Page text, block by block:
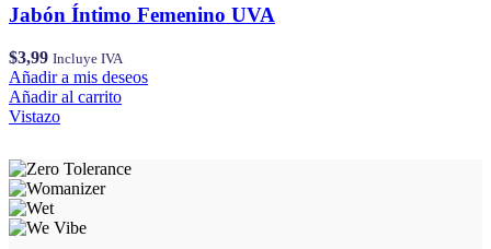
Jabón Íntimo Femenino UVA
$3,99 Incluye IVA
Añadir a mis deseos
Añadir al carrito
Vistazo